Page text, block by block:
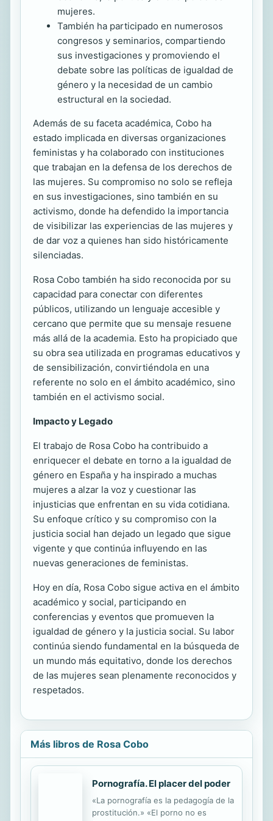
mujeres.
También ha participado en numerosos
congresos y seminarios, compartiendo
sus investigaciones y promoviendo el
debate sobre las políticas de igualdad de
género y la necesidad de un cambio
estructural en la sociedad.
Además de su faceta académica, Cobo ha
estado implicada en diversas organizaciones
feministas y ha colaborado con instituciones
que trabajan en la defensa de los derechos de
las mujeres. Su compromiso no solo se refleja
en sus investigaciones, sino también en su
activismo, donde ha defendido la importancia
de visibilizar las experiencias de las mujeres y
de dar voz a quienes han sido históricamente
silenciadas.
Rosa Cobo también ha sido reconocida por su
capacidad para conectar con diferentes
públicos, utilizando un lenguaje accesible y
cercano que permite que su mensaje resuene
más allá de la academia. Esto ha propiciado que
su obra sea utilizada en programas educativos y
de sensibilización, convirtiéndola en una
referente no solo en el ámbito académico, sino
también en el activismo social.
Impacto y Legado
El trabajo de Rosa Cobo ha contribuido a
enriquecer el debate en torno a la igualdad de
género en España y ha inspirado a muchas
mujeres a alzar la voz y cuestionar las
injusticias que enfrentan en su vida cotidiana.
Su enfoque crítico y su compromiso con la
justicia social han dejado un legado que sigue
vigente y que continúa influyendo en las
nuevas generaciones de feministas.
Hoy en día, Rosa Cobo sigue activa en el ámbito
académico y social, participando en
conferencias y eventos que promueven la
igualdad de género y la justicia social. Su labor
continúa siendo fundamental en la búsqueda de
un mundo más equitativo, donde los derechos
de las mujeres sean plenamente reconocidos y
respetados.
Más libros de Rosa Cobo
Pornografía. El placer del poder
«La pornografía es la pedagogía de la
prostitución.» «El porno no es